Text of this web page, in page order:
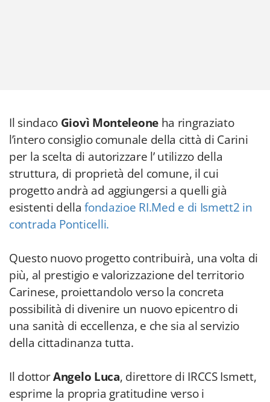
Il sindaco Giovì Monteleoneha ringraziato
l’intero consiglio comunale della città di Carini
per la scelta di autorizzare l’ utilizzo della
struttura, di proprietà del comune, il cui
progetto andrà ad aggiungersi a quelli già
esistenti dellafondazioe RI.Med e di Ismett2 in
contrada Ponticelli.
Questo nuovo progetto contribuirà, una volta di
più, al prestigio e valorizzazione del territorio
Carinese, proiettandolo verso la concreta
possibilità di divenire un nuovo epicentro di
una sanità di eccellenza, e che sia al servizio
della cittadinanza tutta.
Il dottorAngelo Luca, direttore di IRCCS Ismett,
esprime la propria gratitudine verso i